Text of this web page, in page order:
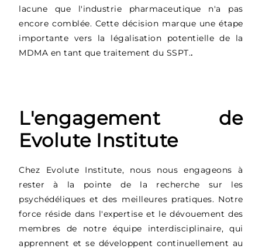
lacune que l'industrie pharmaceutique n'a pas
encore comblée. Cette décision marque une étape
importante vers la légalisation potentielle de la
MDMA en tant que traitement du SSPT..
L'engagement de
Evolute Institute
Chez Evolute Institute, nous nous engageons à
rester à la pointe de la recherche sur les
psychédéliques et des meilleures pratiques. Notre
force réside dans l'expertise et le dévouement des
membres de notre équipe interdisciplinaire, qui
apprennent et se développent continuellement au